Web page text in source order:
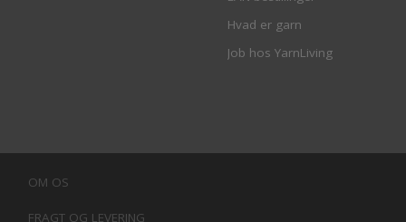
Hvad er garn
Job hos YarnLiving
OM OS
FRAGT OG LEVERING